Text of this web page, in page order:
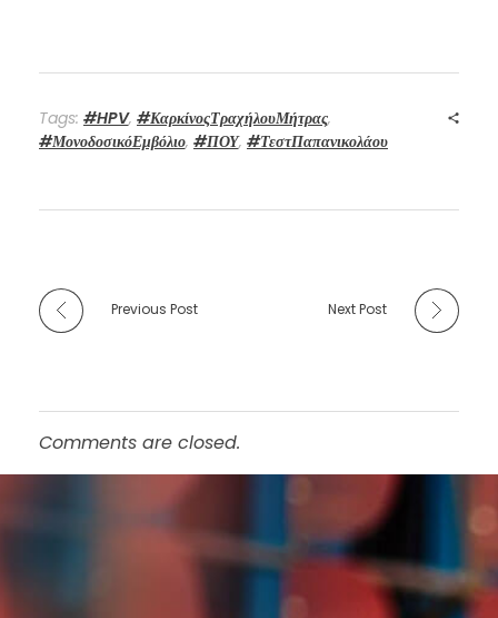
Tags: #HPV, #ΚαρκίνοςΤραχήλουΜήτρας,
#ΜονοδοσικόΕμβόλιο, #ΠΟΥ, #ΤεστΠαπανικολάου
Previous Post Next Post
Comments are closed.